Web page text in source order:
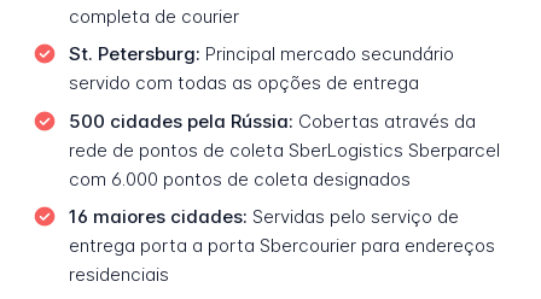
completa de courier
St. Petersburg: Principal mercado secundário
servido com todas as opções de entrega
500 cidades pela Rússia: Cobertas através da
rede de pontos de coleta SberLogistics Sberparcel
com 6.000 pontos de coleta designados
16 maiores cidades: Servidas pelo serviço de
entrega porta a porta Sbercourier para endereços
residenciais